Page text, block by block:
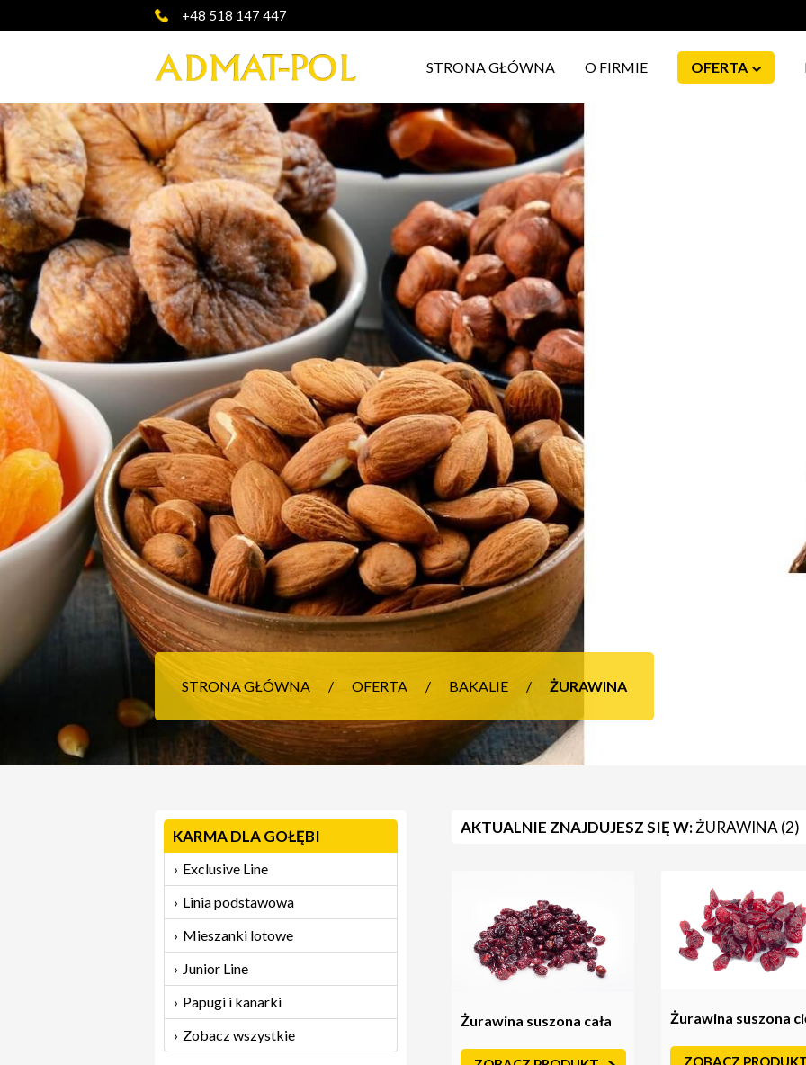
+48 518 147 447
STRONA GŁÓWNA O FIRMIE OFERTA
STRONA GŁÓWNA OFERTA BAKALIE ŻURAWINA
KARMA DLA GOŁĘBI
Exclusive Line
Linia podstawowa
Mieszanki lotowe
Junior Line
Papugi i kanarki
Zobacz wszystkie
AKTUALNIE ZNAJDUJESZ SIĘ W:ŻURAWINA (2)
Żurawina suszona cała Żurawina suszona
ZOBACZ